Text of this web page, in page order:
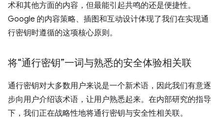
术和其他方面的内容，但最能引起共鸣的还是便捷性。
Google 的内容策略、插图和互动设计体现了我们在实现通
行密钥时遵循的这项核心原则。
将“通行密钥”一词与熟悉的安全体验相关联
通行密钥对大多数用户来说是一个新术语，因此我们有意逐
步向用户介绍该术语，让用户熟悉起来。在内部研究的指导
下，我们正在战略性地将通行密钥与安全性相关联。